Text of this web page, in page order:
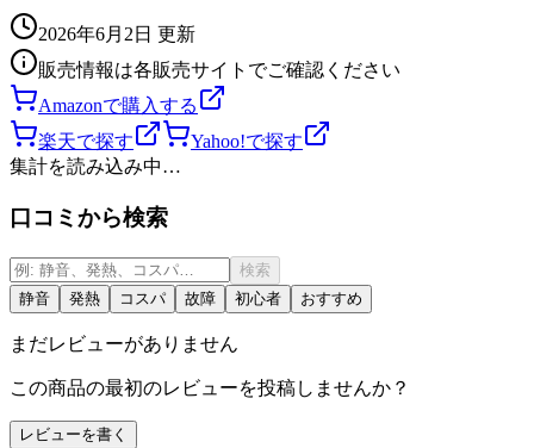
2026年6月2日 更新
販売情報は各販売サイトでご確認ください
Amazonで購入する
楽天で探す
Yahoo!で探す
集計を読み込み中…
口コミから検索
検索
静音
発熱 コスパ 故障 初心者 おすすめ
まだレビューがありません
この商品の最初のレビューを投稿しませんか？
レビューを書く